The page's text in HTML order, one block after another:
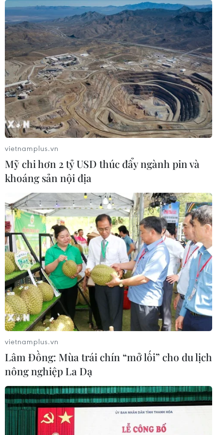
vietnamplus.vn
Mỹ chi hơn 2 tỷ USD thúc đẩy ngành pin và
khoáng sản nội địa
vietnamplus.vn
Lâm Đồng: Mùa trái chín “mở lối” cho du lịch
nông nghiệp La Dạ